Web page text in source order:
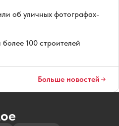
об уличных фотографах-
100 строителей
Больше новостей